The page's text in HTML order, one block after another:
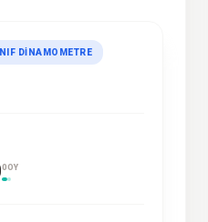
DINAMOMETRE
0 OY